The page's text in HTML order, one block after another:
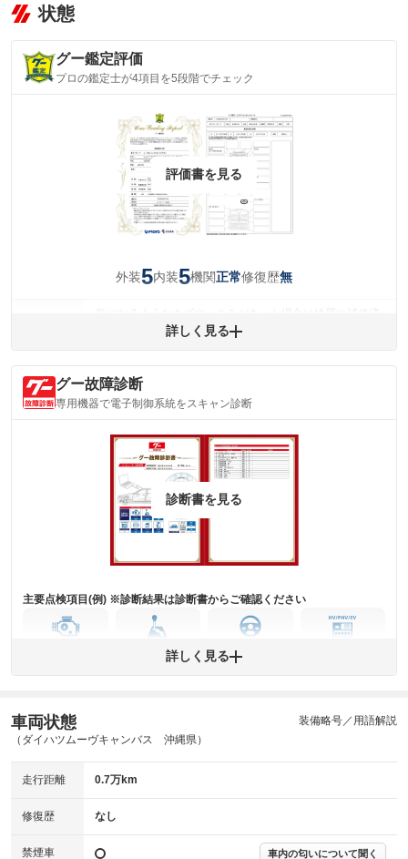
状態
グー鑑定評価
プロの鑑定士が4項目を5段階でチェック
評価書を見る
外装5内装5機関正常修復歴無
みですが、 小さなキズやヘコミが残っている場合もありま
内装
(内装状態)
気になる汚れ等がない綺麗な室内を保っています。
主要機関に不具合はありません。
詳細は鑑定書をご確認ください。
※グー鑑定は保証サービスではございません。購入時は必ず現車をご確認
および表示項目が異なる場合がございます。
す。車両情報等の詳細は各販売店へお問い合わせ下さい。
詳しく見る
グー故障診断
専用機器で電子制御系統をスキャン診断
診断書を見る
主要点検項目(例) ※診断結果は診断書からご確認ください
ミッション
ステアリング
ABS その他
※グー故障診断は保証サービスではございません。購入時は必ず現車をご
※実際にお渡しする故障診断書につきましては、形式および表示項目が異
※グー故障診断書はあくまでも実施時点での診断結果となります。将来に
詳しく見る
車両状態
（ダイハツムーヴキャンバス 沖縄県）
装備略号／用語解説
走行距離 0.7万km
修復歴 なし
禁煙車 車内の匂いについて聞く